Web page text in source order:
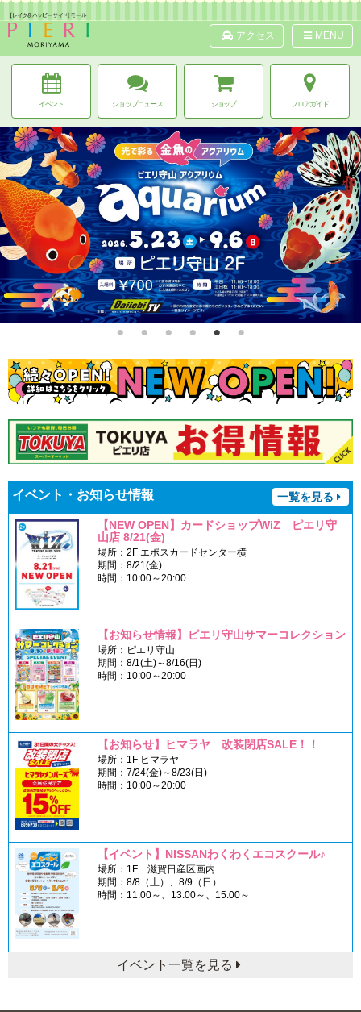
アクセス MENU
イベント ショップニュース ショップ フロアガイド
イベント・お知らせ情報 一覧を見る
【NEW OPEN】カードショップWiZ ピエリ守
山店 8/21(金)
場所：2F エポスカードセンター横
期間：8/21(金)
時間：10:00～20:00
【お知らせ情報】ピエリ守山サマーコレクション
場所：ピエリ守山
期間：8/1(土)～8/16(日)
時間：10:00～20:00
【お知らせ】ヒマラヤ 改装閉店SALE！！
場所：1F ヒマラヤ
期間：7/24(金)～8/23(日)
時間：10:00～20:00
【イベント】NISSANわくわくエコスクール♪
場所：1F 滋賀日産区画内
期間：8/8（土）、8/9（日）
時間：11:00～、13:00～、15:00～
イベント一覧を見る